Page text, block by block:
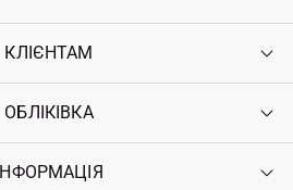
КЛІЄНТАМ
Контакти
Повернення
ОБЛІКІВКА
Увійти
ІНФОРМАЦІЯ